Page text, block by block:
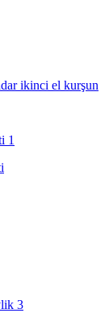
ikinci el kurşun